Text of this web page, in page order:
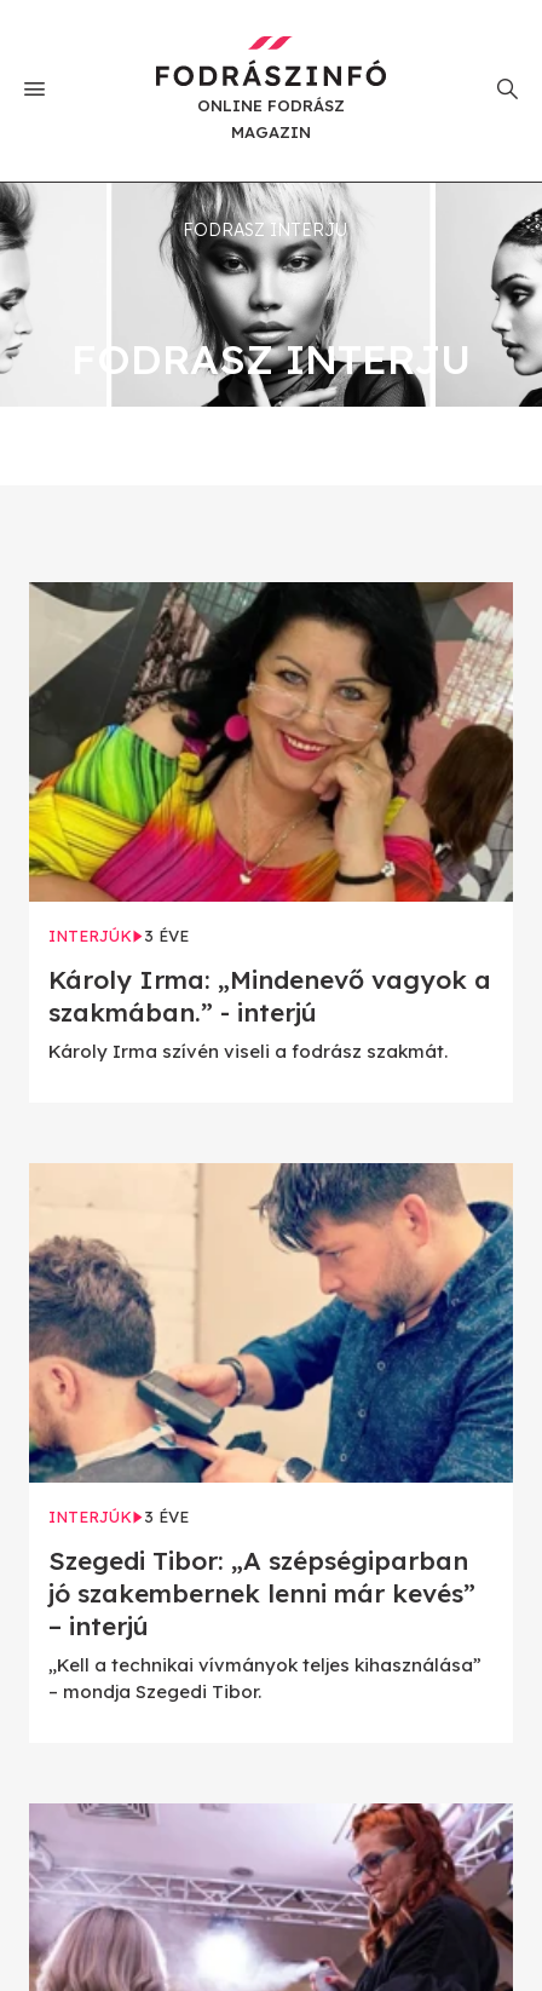
ONLINE FODRÁSZ
MAGAZIN
FODRASZ INTERJU
FODRASZ INTERJU
INTERJÚK 3 ÉVE
Károly Irma: „Mindenevő vagyok a
szakmában.” - interjú
Károly Irma szívén viseli a fodrász szakmát.
INTERJÚK 3 ÉVE
Szegedi Tibor: „A szépségiparban
jó szakembernek lenni már kevés”
– interjú
„Kell a technikai vívmányok teljes kihasználása”
– mondja Szegedi Tibor.